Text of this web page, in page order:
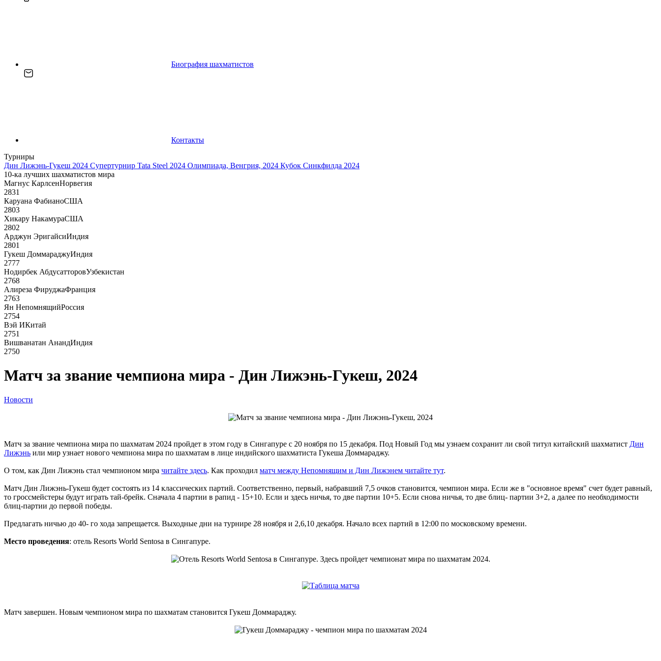
Биография шахматистов
Контакты
Турниры
Дин Лижэнь-Гукеш 2024 Супертурнир Tata Steel 2024 Олимпиада, Венгрия, 2024 Кубок Синкфилда 2024
10-ка лучших шахматистов мира
Магнус КарлсенНорвегия
2831
Каруана ФабианоСША
2803
Хикару НакамураСША
2802
Арджун ЭригайсиИндия
2801
Гукеш ДоммараджуИндия
2777
Нодирбек АбдусатторовУзбекистан
2768
Алиреза ФируджаФранция
2763
Ян НепомнящийРоссия
2754
Вэй ИКитай
2751
Вишванатан АнандИндия
2750
Матч за звание чемпиона мира - Дин Лижэнь-Гукеш, 2024
Новости
Матч за звание чемпиона мира по шахматам 2024 пройдет в этом году в Сингапуре с 20 ноября по 15 декабря. Под Новый Год мы узнаем сохранит ли свой титул китайский шахматист Дин
Лижэнь или мир узнает нового чемпиона мира по шахматам в лице индийского шахматиста Гукеша Доммараджу.
О том, как Дин Лижэнь стал чемпионом мира читайте здесь. Как проходил матч между Непомнящим и Дин Лижэнем читайте тут.
Матч Дин Лижэнь-Гукеш будет состоять из 14 классических партий. Соответственно, первый, набравший 7,5 очков становится, чемпион мира. Если же в "основное время" счет будет равный,
то гроссмейстеры будут играть тай-брейк. Сначала 4 партии в рапид - 15+10. Если и здесь ничья, то две партии 10+5. Если снова ничья, то две блиц- партии 3+2, а далее по необходимости
блиц-партии до первой победы.
Предлагать ничью до 40- го хода запрещается. Выходные дни на турнире 28 ноября и 2,6,10 декабря. Начало всех партий в 12:00 по московскому времени.
Место проведения: отель Resorts World Sentosa в Сингапуре.
Матч завершен. Новым чемпионом мира по шахматам становится Гукеш Доммараджу.